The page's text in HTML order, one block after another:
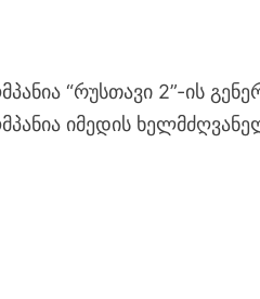
“რუსთავი 2”-ის
იმედის